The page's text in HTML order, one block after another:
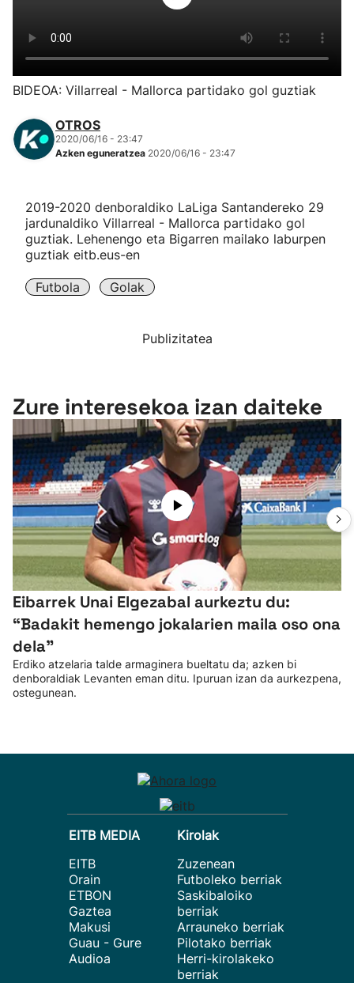
Atletismoa
Mendi-lasterketak
Kirol gehiago
"Helmuga"
BIDEOA: Villarreal - Mallorca partidako gol guztiak
OTROS
2020/06/16 - 23:47
Azken eguneratzea 2020/06/16 - 23:47
2019-2020 denboraldiko LaLiga Santandereko 29
jardunaldiko Villarreal - Mallorca partidako gol
guztiak. Lehenengo eta Bigarren mailako laburpen
guztiak eitb.eus-en
Futbola Golak
Publizitatea
Zure interesekoa izan daiteke
Eibarrek Unai Elgezabal aurkeztu du:
“Badakit hemengo jokalarien maila oso ona
dela”
Erdiko atzelaria talde armaginera bueltatu da; azken bi
denboraldiak Levanten eman ditu. Ipuruan izan da aurkezpena,
ostegunean.
EITB MEDIA
EITB
Orain
ETBON
Gaztea
Makusi
Guau - Gure
Audioa
Kirolak
Zuzenean
Futboleko berriak
Saskibaloiko
berriak
Arrauneko berriak
Pilotako berriak
Herri-kirolakeko
berriak